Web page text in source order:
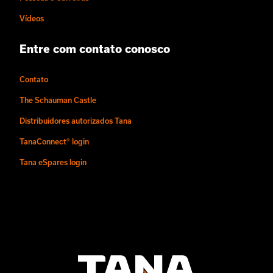
Vídeos
Entre com contato conosco
Contato
The Schauman Castle
Distribuidores autorizados Tana
TanaConnect® login
Tana eSpares login